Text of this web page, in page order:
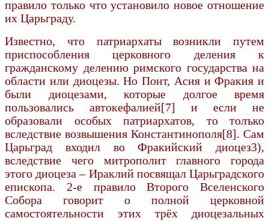
правило только что установило новое отношение
их Царьграду.
Известно, что патриархаты возникли путем
приспособления церковного деления к
гражданскому делению римского государства на
области или диоцезы. Но Понт, Асия и Фракия и
были диоцезами, которые долгое время
пользовались автокефалией[7] и если не
образовали особых патриархатов, то толъко
вследствие возвышения Константинополя[8]. Сам
Царьград входил во Фракийский диоцез3),
вследствие чего митрополит главного города
этого диоцеза – Ираклий посвящал Царьградского
епископа. 2-е правило Второго Вселенского
Собора говорит о полной церковной
самостоятельности этих трёх диоцезальных